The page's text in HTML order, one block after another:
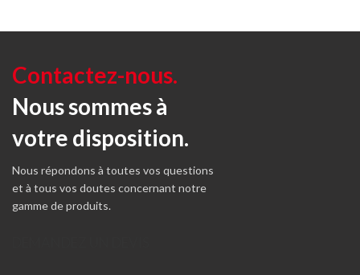
Contactez-nous.
Nous sommes à
votre disposition.
Nous répondons à toutes vos questions
et à tous vos doutes concernant notre
gamme de produits.